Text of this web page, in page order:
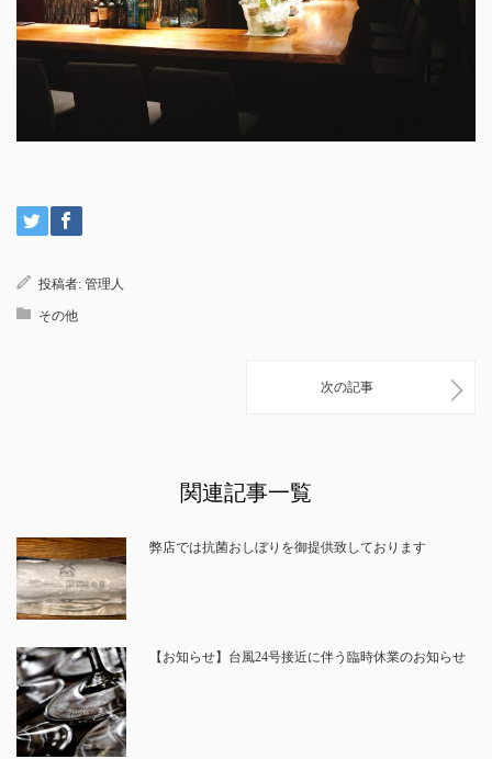
投稿者: 管理人
その他
次の記事
関連記事一覧
弊店では抗菌おしぼりを御提供致しております
【お知らせ】台風24号接近に伴う臨時休業のお知らせ